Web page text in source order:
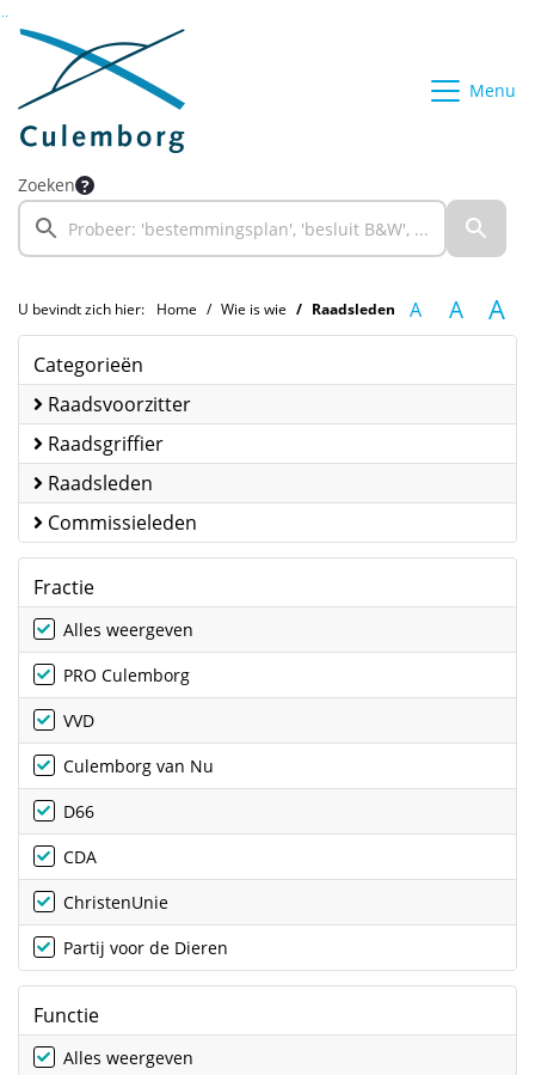
Ga naar de inhoud van deze pagina
Ga naar het zoeken
Ga naar het menu
Menu
Zoeken
U bevindt zich hier: Home Wie is wie Raadsleden A A A
Categorieën
Raadsvoorzitter
Raadsgriffier
Raadsleden
Commissieleden
Fractie
Alles weergeven
PRO Culemborg
VVD
Culemborg van Nu
D66
CDA
ChristenUnie
Partij voor de Dieren
Functie
Alles weergeven